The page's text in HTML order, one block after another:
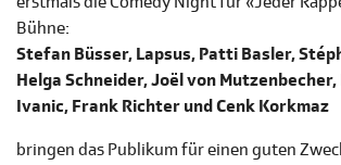
Bühne:
Stefan Büsser, Lapsus, Patti Basler,
Helga Schneider, Joël von Mutzenbecher,
Ivanic, Frank Richter und Cenk Korkmaz
bringen das Publikum für einen guten